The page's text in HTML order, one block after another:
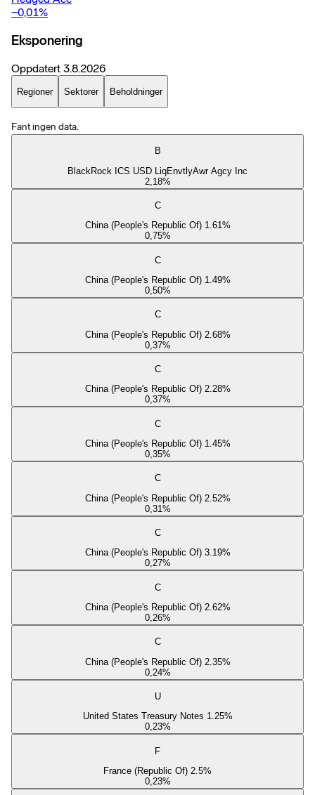
−0,01%
Eksponering
Oppdatert 3.8.2026
Regioner Sektorer Beholdninger
Fant ingen data.
B
BlackRock ICS USD LiqEnvtlyAwr Agcy Inc
2,18%
C
China (People's Republic Of) 1.61%
0,75%
C
China (People's Republic Of) 1.49%
0,50%
C
China (People's Republic Of) 2.68%
0,37%
C
China (People's Republic Of) 2.28%
0,37%
C
China (People's Republic Of) 1.45%
0,35%
C
China (People's Republic Of) 2.52%
0,31 %
C
China (People's Republic Of) 3.19%
0,27%
C
China (People's Republic Of) 2.62%
0,26%
C
China (People's Republic Of) 2.35%
0,24%
U
United States Treasury Notes 1.25%
0,23%
F
France (Republic Of) 2.5%
0,23%